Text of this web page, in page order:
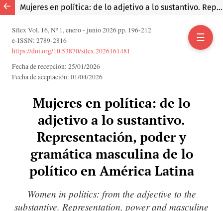
Mujeres en política: de lo adjetivo a lo sustantivo. Representación, poder y gramática masculina de lo político en América Latina